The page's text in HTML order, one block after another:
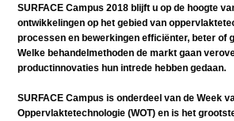
SURFACE Campus 2018 blijft u op de hoogte
ontwikkelingen op het gebied van
processen en bewerkingen efficiënter, beter of
Welke behandelmethoden de markt gaan
productinnovaties hun intrede hebben gedaan.
SURFACE Campus is onderdeel van de Week
Oppervlaktetechnologie (WOT) en is het